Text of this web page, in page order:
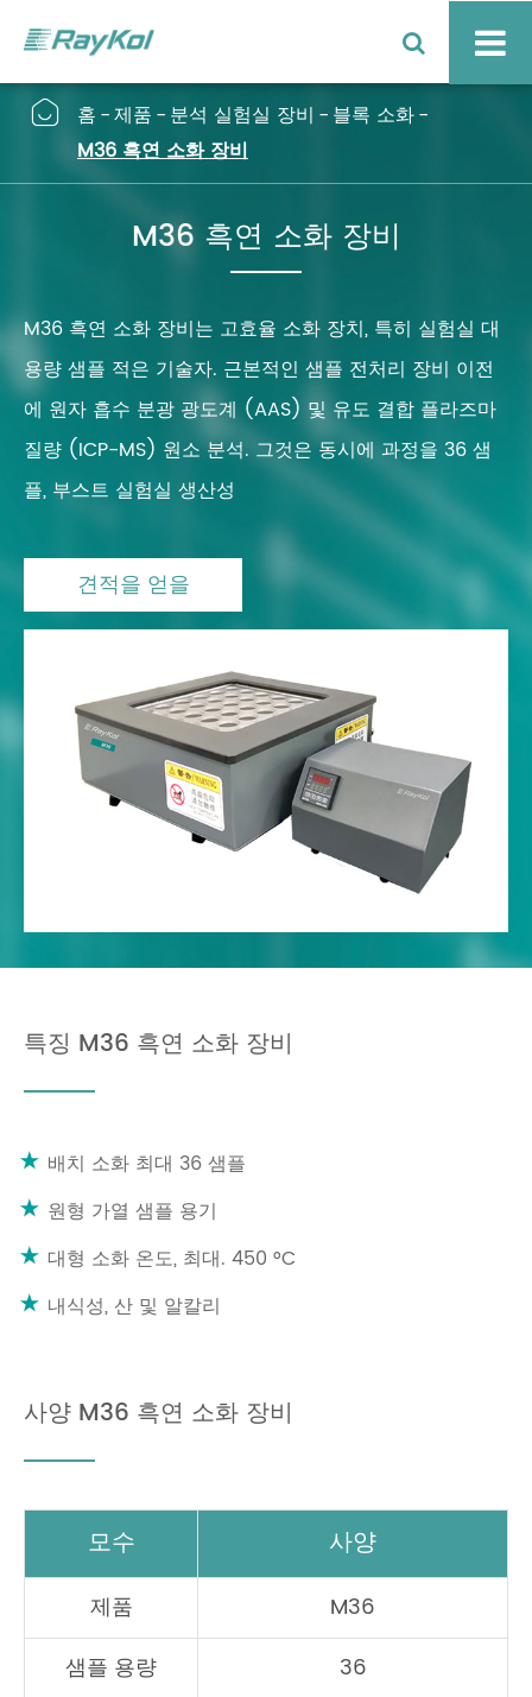
 홈 제품 분석 실험실 장비
블록 소화
M36 흑연 소화 장비
M36 흑연 소화 장비
M36 흑연 소화 장비는 고효율 소화 장치, 특히 실험실 대
용량 샘플 적은 기술자. 근본적인 샘플 전처리 장비 이전
에 원자 흡수 분광 광도계 (AAS) 및 유도 결합 플라즈마
질량 (ICP-MS) 원소 분석. 그것은 동시에 과정을 36 샘
플, 부스트 실험실 생산성
견적을 얻을
특징 M36 흑연 소화 장비
배치 소화 최대 36 샘플
원형 가열 샘플 용기
대형 소화 온도, 최대. 450 °C
내식성, 산 및 알칼리
사양 M36 흑연 소화 장비
모수 사양
제품
M36
샘플 용량
36